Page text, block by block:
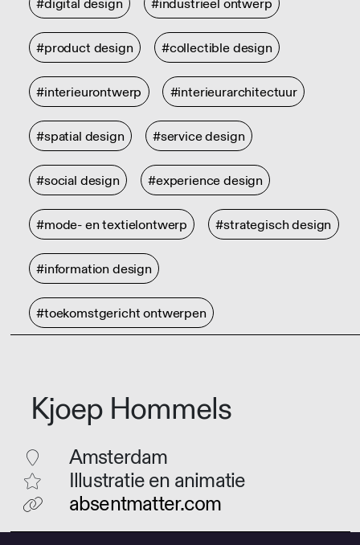
#digital design #industrieel ontwerp
#product design #collectible design
#interieurontwerp #interieurarchitectuur
#spatial design #service design
#social design #experience design
#mode- en textielontwerp #strategisch design
#information design
#toekomstgericht ontwerpen
Kjoep Hommels
Amsterdam
Illustratie en animatie
absentmatter.com